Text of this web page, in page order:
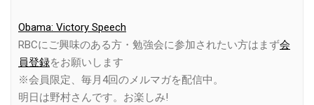
Obama: Victory Speech
RBCにご興味のある方・勉強会に参加されたい方はまず会
員登録をお願いします
※会員限定、毎月4回のメルマガを配信中。
明日は野村さんです。お楽しみ!